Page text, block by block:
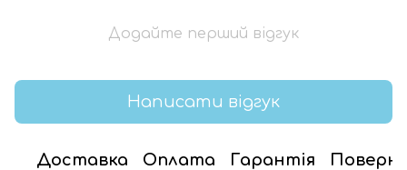
Додайте перший відгук
Написати відгук
Доставка Оплата Гарантія